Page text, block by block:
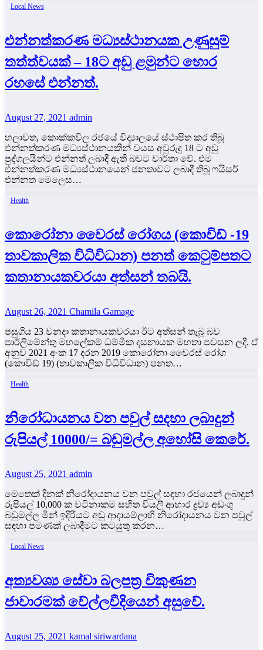
Local News
එන්නත්කරණ මධ්‍යස්ථානයක උණුසුම්
තත්ත්වයක් – 18ට අඩු ළමුන්ට හොර
රහසේ එන්නත්.
August 27, 2021 admin
හලාවත, කොක්කවිල රජයේ විද්‍යාලයේ ස්ථාපිත කර තිබූ
එන්නත්කරණ මධ්‍යස්ථානයකින් වයස අවුරුදු 18 ට අඩු
පුද්ගලයින්ට එන්නත් ලබාදී ඇති බවට වාර්තා වේ. එම
එන්නත්කරණ මධ්‍යස්ථානයෙන් ජනතාවට ලබාදී තිබූ ෆයිසර්
එන්නත මෙලෙස…
Health
කොරෝනා වෛරස් රෝගය (කොවිඩ් -19
තාවකාලික විධිවිධාන) පනත් කෙටුම්පතට
කතානායකවරයා අත්සන් තබයි.
August 26, 2021 Chamila Gamage
පසුගිය 23 වනදා කතානායකවරයා ඊට අත්සන් තැබූ බව
පාර්ලිමේන්තු මහලේකම් ධම්මික දසනායක මහතා පවසන ලදී. ඒ
අනුව 2021 අංක 17 දරන 2019 කොරෝනා වෛරස් රෝග
(කොවිඩ් 19) (තාවකාලික විධිවිධාන) පනත…
Health
නිරෝධායනය වන පවුල් සදහා ලබාදුන්
රුපියල් 10000/= බඩුමල්ල අහෝසි කෙරේ.
August 25, 2021 admin
මෙතෙක් දිනක් නිරෝදායනය වන පවුල් සඳහා රජයෙන් ලබාදුන්
රුපියල් 10,000 ක වටිනාකම සහිත වියලි ආහාර ද්‍රව්‍ය අඩංගු
බඩුමල්ල මින් ඉදිරියට අඩු ආදායම්ලාභී නිරෝදායනය වන පවුල්
සඳහා පමණක් ලබාදීමට කටයුතු කරන…
Local News
අත්‍යවශ්‍ය සේවා බලපත්‍ර විකුණන
ජාවාරමක් වේල්ලවීදියෙන් අසුවේ.
August 25, 2021 kamal siriwardana